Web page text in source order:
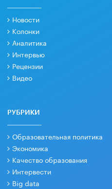
Новости
Колонки
Аналитика
Интервью
Рецензии
Видео
РУБРИКИ
Образовательная политика
Экономика
Качество образования
Интервести
Big data